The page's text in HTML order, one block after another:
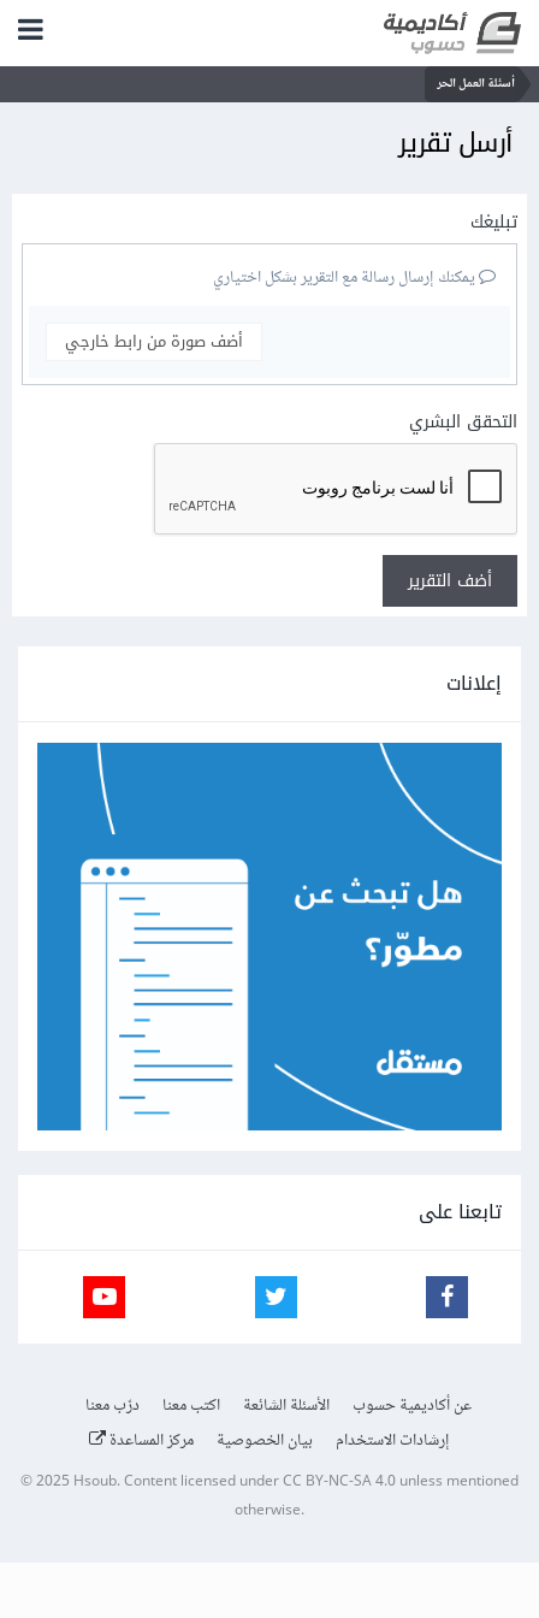
أسئلة العمل الحر
أرسل تقرير
تبليغك
يمكنك إرسال رسالة مع التقرير بشكل اختياري
أضف صورة من رابط خارجي
التحقق البشري
أضف التقرير
إعلانات
تابعنا على
عن أكاديمية حسوب الأسئلة الشائعة اكتب معنا
درّب معنا
إرشادات الاستخدام
بيان الخصوصية مركز المساعدة
© 2025 Hsoub.Content licensed underCC BY-NC-SA 4.0unless mentioned
otherwise.